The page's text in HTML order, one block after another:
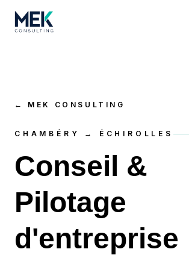
← MEK CONSULTING
CHAMBÉRY → ÉCHIROLLES
Conseil &
Pilotage
d'entreprise